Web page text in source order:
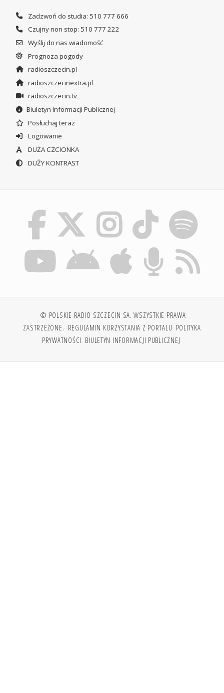
Zadzwoń do studia: 510 777 666
Czujny non stop: 510 777 222
Wyślij do nas wiadomość
Prognoza pogody
radioszczecin.pl
radioszczecinextra.pl
radioszczecin.tv
Biuletyn Informacji Publicznej
Posłuchaj teraz
Logowanie
DUŻA CZCIONKA
DUŻY KONTRAST
© POLSKIE RADIO SZCZECIN SA. WSZYSTKIE PRAWA
ZASTRZEŻONE. REGULAMIN KORZYSTANIA Z PORTALU POLITYKA
PRYWATNOŚCI BIULETYN INFORMACJI PUBLICZNEJ